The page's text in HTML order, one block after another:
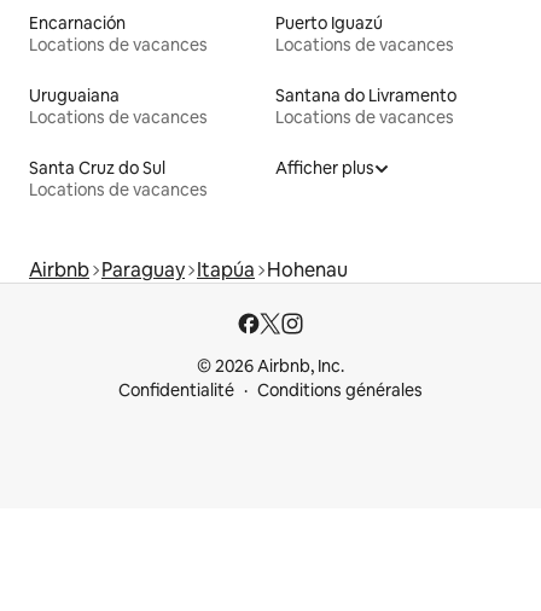
Encarnación
Locations de vacances
Puerto Iguazú
Locations de vacances
Uruguaiana
Locations de vacances
Santana do Livramento
Locations de vacances
Santa Cruz do Sul
Locations de vacances
Afficher plus
Airbnb Paraguay Itapúa Hohenau
© 2026 Airbnb, Inc.
Confidentialité
Conditions générales